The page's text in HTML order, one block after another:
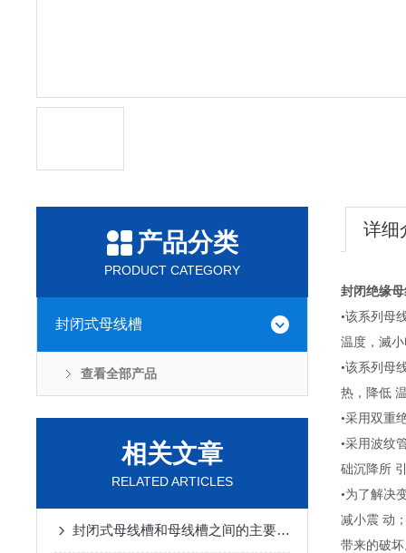
产品分类
PRODUCT CATEGORY
封闭式母线槽
查看全部产品
相关文章
RELATED ARTICLES
封闭式母线槽和母线槽之间的主要区别是什么？
详细
封闭绝缘
•该系列母
温度，滅
•该系列母
热，降低
•采用双重
•采用波纹
础沉降所
•为了解决
减小震 动
带来的破